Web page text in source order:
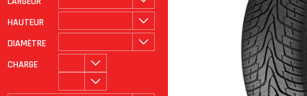
HAUTEUR
DIAMÈTRE
CHARGE